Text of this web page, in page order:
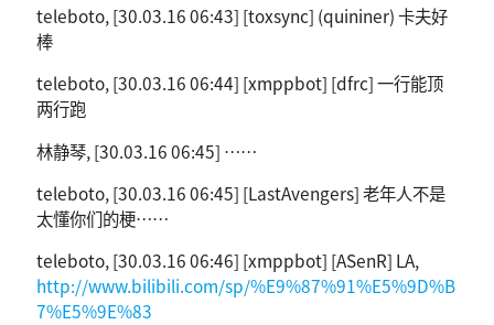
teleboto, [30.03.16 06:43] [toxsync] (quininer) 卡夫好
棒
teleboto, [30.03.16 06:44] [xmppbot] [dfrc] 一行能顶
两行跑
林静琴, [30.03.16 06:45] ……
teleboto, [30.03.16 06:45] [LastAvengers] 老年人不是
太懂你们的梗……
teleboto, [30.03.16 06:46] [xmppbot] [ASenR] LA,
http://www.bilibili.com/sp/%E9%87%91%E5%9D%B
7%E5%9E%83